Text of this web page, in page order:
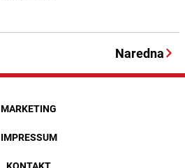
Naredna
MARKETING
IMPRESSUM